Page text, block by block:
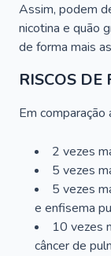
Assim, podem
nicotina e quão
de forma mais
RISCOS
Em
2 vezes
5 vezes
5 vezes
e enfisema
10 vezes
câncer de